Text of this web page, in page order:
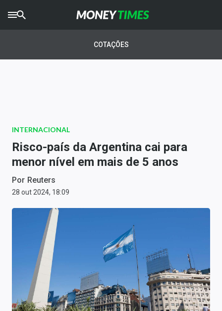
AGROTIMES
Newsletters
Money Trader
Anuncie
Últimas Notícias
Newsletters
Cotações
Comprar ou vender?
Carteiras Recomendadas
COTAÇÕES
INTERNACIONAL
Risco-país da Argentina cai para
menor nível em mais de 5 anos
Por Reuters
28 out 2024, 18:09